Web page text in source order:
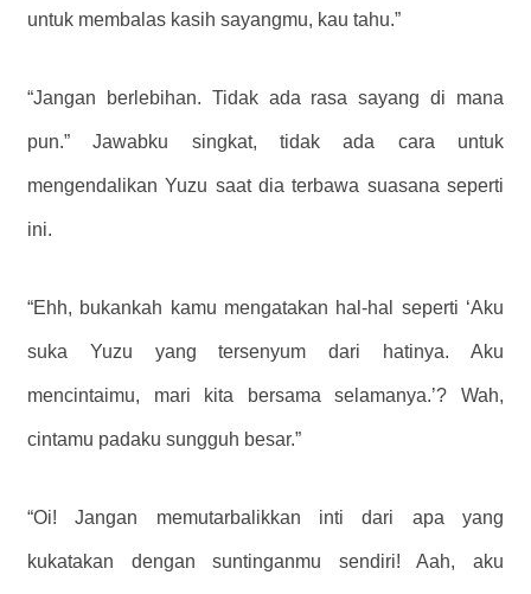
untuk membalas kasih sayangmu, kau tahu.”
“Jangan berlebihan. Tidak ada rasa sayang di mana
pun.” Jawabku singkat, tidak ada cara untuk
mengendalikan Yuzu saat dia terbawa suasana seperti
ini.
“Ehh, bukankah kamu mengatakan hal-hal seperti ‘Aku
suka Yuzu yang tersenyum dari hatinya. Aku
mencintaimu, mari kita bersama selamanya.’? Wah,
cintamu padaku sungguh besar.”
“Oi! Jangan memutarbalikkan inti dari apa yang
kukatakan dengan suntinganmu sendiri! Aah, aku